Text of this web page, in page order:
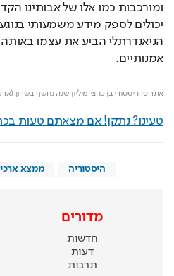
אמנותיים.
אתר פרהיסטורי בן כחצי מיליון שנה נחשף בשרון (ארכיון)
טעינו? נתקן! אם מצאתם טעות
היסטוריה ממצא
מדורים
חדשות
דעות
תרבות